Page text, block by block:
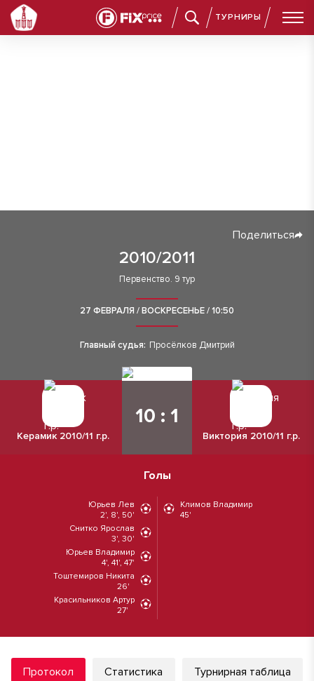
ТУРНИРЫ
2010/2011
Поделиться
Первенство. 9 тур
27 ФЕВРАЛЯ / ВОСКРЕСЕНЬЕ / 10:50
Главный судья: Просёлков Дмитрий
Керамик 2010/11 г.р.
10 : 1
Виктория 2010/11 г.р.
Голы
Юрьев Лев
2', 8', 50'
Снитко Ярослав
3', 30'
Юрьев Владимир
4', 41', 47'
Тоштемиров Никита
26'
Красильников Артур
27'
Климов Владимир
45'
Протокол Статистика Турнирная таблица